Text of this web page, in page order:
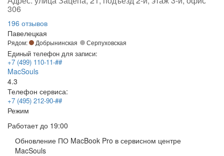
306
196 отзывов
Павелецкая
Рядом: Добрынинская Серпуховская
Единый телефон для записи:
+7 (499) 110-11-##
MacSouls
4.3
Телефон сервиса:
+7 (495) 212-90-##
Режим
Работаетдо 19:00
Обновление ПО MacBook Pro в сервисном центре
MacSouls